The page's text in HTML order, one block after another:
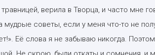
верила в Творца, и часто мне
советы, если у меня что-то не
Её слова я не забываю никогда.